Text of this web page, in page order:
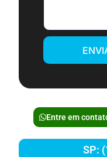
Entre em
SP: